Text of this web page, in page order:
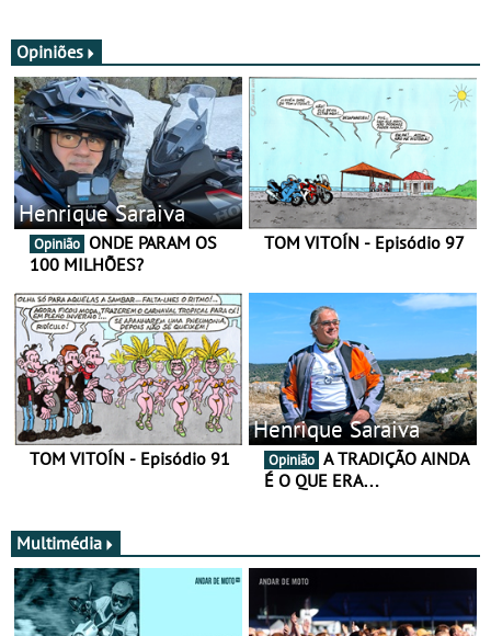
Opiniões
Henrique Saraiva
Opinião
100 MILHÕES?
TOM VITOÍN - Episódio 97
TOM VITOÍN - Episódio 91
Henrique Saraiva
Opinião
É O QUE ERA…
Multimédia